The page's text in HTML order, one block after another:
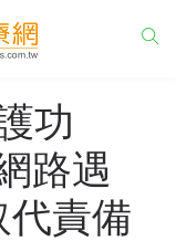
功
路遇
責備